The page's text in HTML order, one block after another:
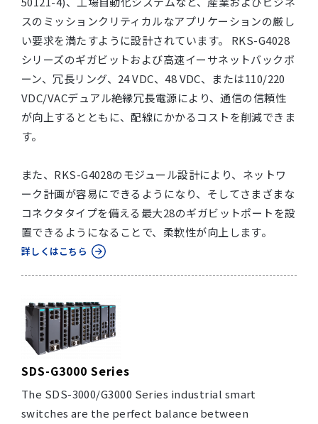
スのミッションクリティカルなアプリケーションの厳し
い要求を満たすように設計されています。 RKS-G4028
シリーズのギガビットおよび高速イーサネットバックボ
ーン、冗長リング、24 VDC、48 VDC、または110/220
VDC/VACデュアル絶縁冗長電源により、通信の信頼性
が向上するとともに、配線にかかるコストを削減できま
す。
また、RKS-G4028のモジュール設計により、ネットワ
ーク計画が容易にできるようになり、そしてさまざまな
コネクタタイプを備える最大28のギガビットポートを設
置できるようになることで、柔軟性が向上します。
詳しくはこちら
SDS-G3000 Series
The SDS-3000/G3000 Series industrial smart
switches are the perfect balance between